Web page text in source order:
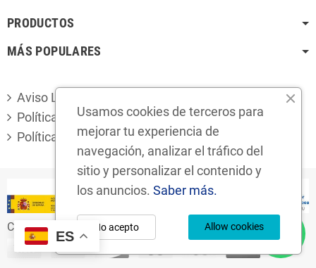
ES
PRODUCTOS
MÁS POPULARES
Aviso Legal
Política de privacidad
Política de cookies
Copyright © 2024 Desguaces Foro S.L.
Usamos cookies de terceros para
mejorar tu experiencia de
navegación, analizar el tráfico del
sitio y personalizar el contenido y
los anuncios. Saber más.
Allow cookies
No acepto